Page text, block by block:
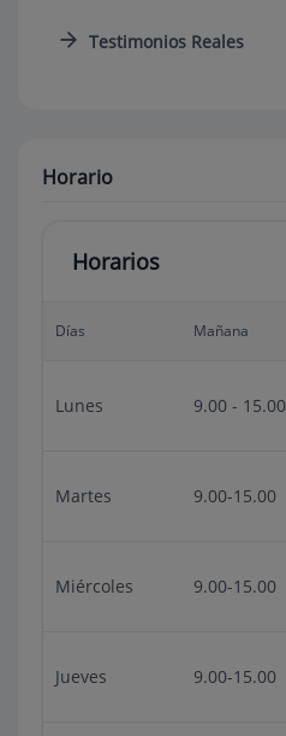
Testimonios Reales
Horario
Horarios
Días Mañana
Lunes 9.00 - 15.00
Martes 9.00-15.00
Miércoles 9.00-15.00
Jueves 9.00-15.00